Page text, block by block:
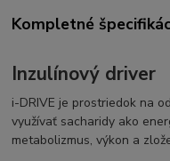
Kompletné
Inzulínový driver
i-DRIVE je prostriedok na
využívať sacharidy ako
metabolizmus, výkon a